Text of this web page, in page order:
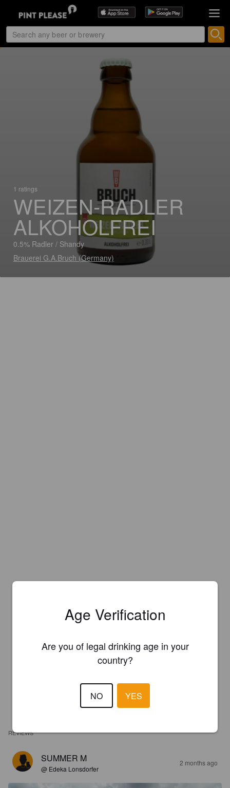
1 ratings
WEIZEN-RADLER
ALKOHOLFREI
0.5% Radler / Shandy
Brauerei G.A.Bruch (Germany)
REVIEWS
SUMMER M
@ Edeka Lonsdorfer
2 months ago
Age Verification
Are you of legal drinking age in your
country?
NO YES